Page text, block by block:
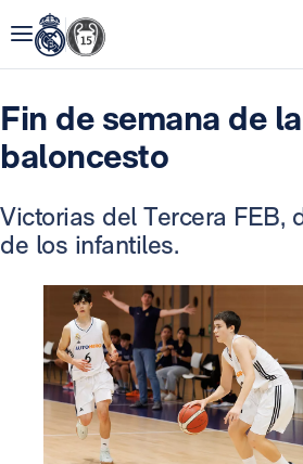
Fin de semana de
baloncesto
Victorias del Tercera FEB,
de los infantiles.